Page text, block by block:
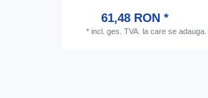
61,48 RON *
* incl. ges. TVA. la care se adauga.